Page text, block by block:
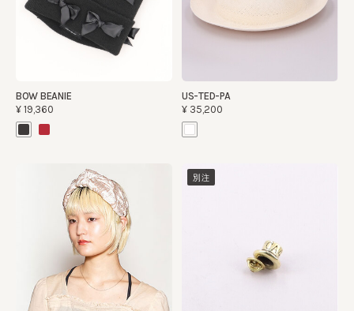
BOW BEANIE
¥19,360
US-TED-PA
¥35,200
別注